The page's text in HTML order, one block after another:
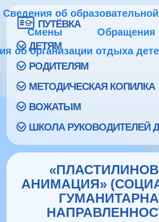
Сведения об
Смены
Обращения
об организации отдыха
ПУТЁВКА
ДЕТЯМ
РОДИТЕЛЯМ
МЕТОДИЧЕСКАЯ КОПИЛКА
ВОЖАТЫМ
ШКОЛА РУКОВОДИТЕЛЕЙ
АНИМАЦИЯ»